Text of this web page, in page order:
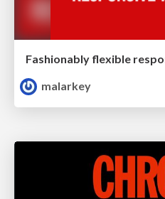
malarkey